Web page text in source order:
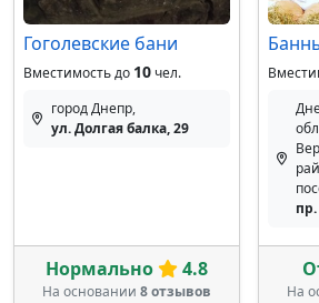
Гоголевские бани
Вместимость до 10чел.
город Днепр,
ул. Долгая балка, 29
Нормально 4.8
На основании 8 отзывов На